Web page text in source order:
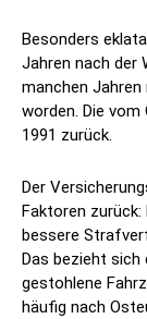
Besonders
Jahren nach der
manchen Jahren
worden. Die
1991 zurück.
Der
Faktoren
bessere
Das bezieht sich
gestohlene
häufig nach